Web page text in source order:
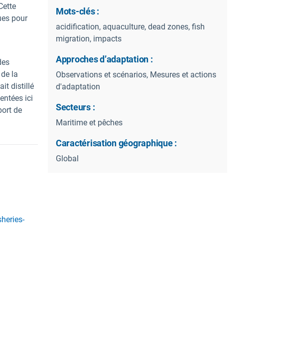
pour
la
distillé
ici
de
Mots-clés :
acidification, aquaculture, dead zones, fish
migration, impacts
Approches d’adaptation :
Observations et scénarios, Mesures et actions
d'adaptation
Secteurs :
Maritime et pêches
Caractérisation géographique :
Global